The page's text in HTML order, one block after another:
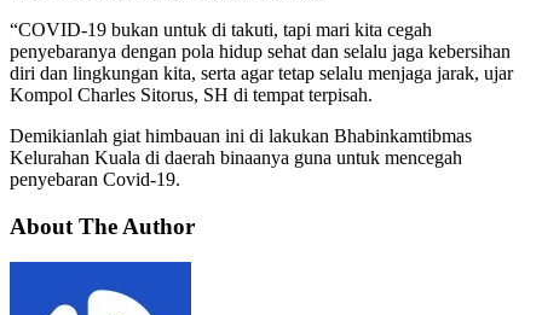
“COVID-19 bukan untuk di takuti, tapi mari kita cegah
penyebaranya dengan pola hidup sehat dan selalu jaga kebersihan
diri dan lingkungan kita, serta agar tetap selalu menjaga jarak, ujar
Kompol Charles Sitorus, SH di tempat terpisah.
Demikianlah giat himbauan ini di lakukan Bhabinkamtibmas
Kelurahan Kuala di daerah binaanya guna untuk mencegah
penyebaran Covid-19.
About The Author